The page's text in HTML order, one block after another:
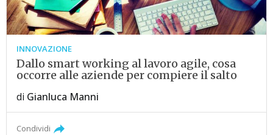
INNOVAZIONE
Dallo smart working al lavoro agile, cosa
occorre alle aziende per compiere il salto
di Gianluca Manni
Condividi